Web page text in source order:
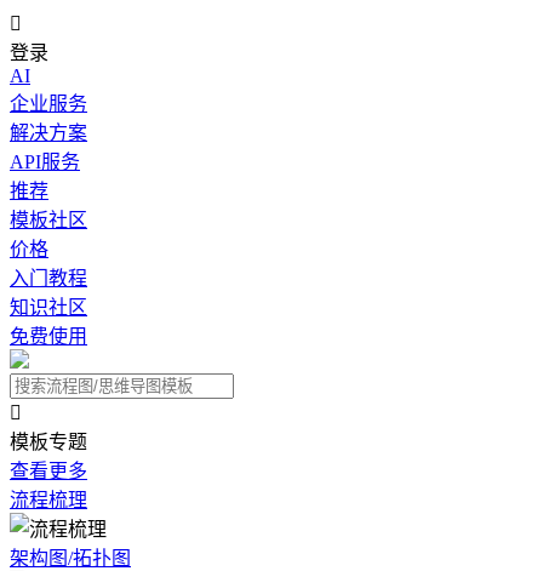

登录
AI
企业服务
解决方案
API服务
推荐
模板社区
价格
入门教程
知识社区
免费使用

模板专题
查看更多
流程梳理
架构图/拓扑图